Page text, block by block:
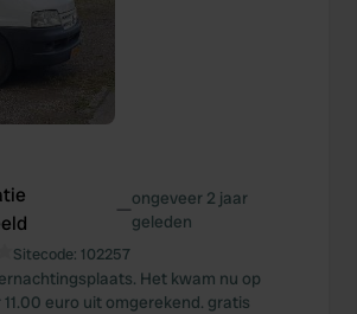
—ongeveer 2 jaar
geleden
Sitecode: 102257
Het kwam nu op
euro uit omgerekend. gratis